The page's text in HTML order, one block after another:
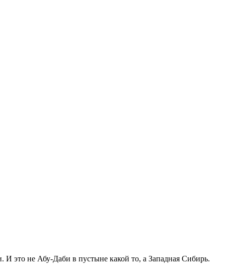
И это не Абу-Даби в пустыне какой то, а Западная Сибирь.